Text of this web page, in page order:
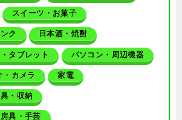
スイーツ・お菓子
ク 日本酒・焼酎
タブレット パソコン・周辺機器
カメラ 家電
・収納
具・手芸